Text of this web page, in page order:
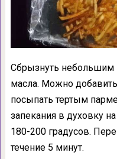
Сбрызнуть небольшим
масла. Можно
посыпать тертым
запекания в духовку
180-200 градусов.
течение 5 минут.